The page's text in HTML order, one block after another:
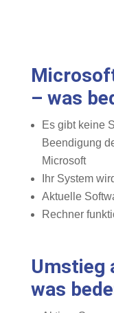
– was
Es gibt keine
Beendigung
Microsoft
Ihr System
Aktuelle
Rechner
Umstieg
was